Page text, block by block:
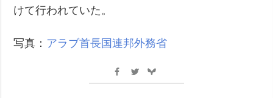
けて行われていた。
写真： アラブ首長国連邦外務省